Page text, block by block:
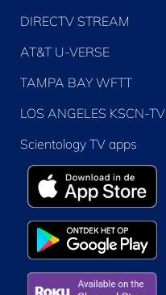
DIRECTV STREAM
AT&T U-VERSE
TAMPA BAY WFTT
LOS ANGELES KSCN-TV
Scientology TV apps